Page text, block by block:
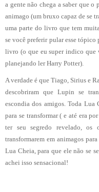
a gente não chega a saber que o
animago (um bruxo capaz de se
uma parte do livro que tem
se você preferir pular esse
livro (o que eu super indico que
planejando ler Harry Potter).
A verdade é que Tiago, Sirius e
descobriram que Lupin se
escondia dos amigos. Toda Lua
para se transformar ( e até era
ter seu segredo revelado, os
transformarem em animagos
Lua Cheia, para que ele não se
achei isso sensacional!